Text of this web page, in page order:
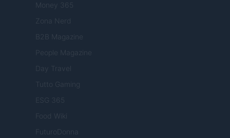
Money 365
Zona Nerd
B2B Magazine
People Magazine
Day Travel
Tutto Gaming
ESG 365
Food Wiki
FuturoDonna